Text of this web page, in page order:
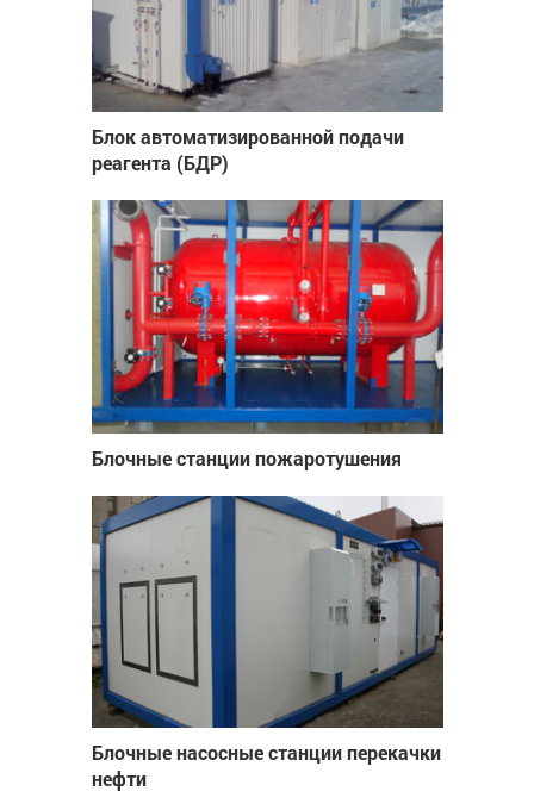
Блок автоматизированной подачи
реагента (БДР)
Блочные станции пожаротушения
Блочные насосные станции перекачки
нефти